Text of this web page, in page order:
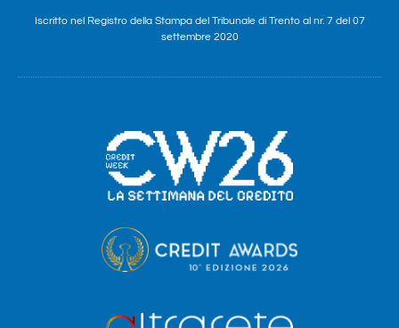
Iscritto nel Registro della Stampa del Tribunale di Trento al nr. 7 del 07
settembre 2020